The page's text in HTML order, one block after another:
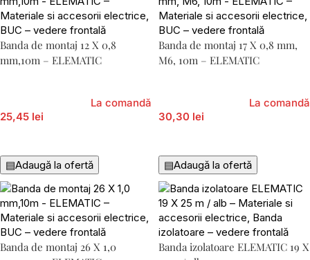
Banda de montaj 12 X 0,8
mm,10m – ELEMATIC
25,45 lei
La comandă
▤Adaugă la ofertă
Banda de montaj 17 X 0,8 mm,
M6, 10m – ELEMATIC
30,30 lei
La comandă
▤Adaugă la ofertă
Banda de montaj 26 X 1,0
Banda izolatoare ELEMATIC 19 X